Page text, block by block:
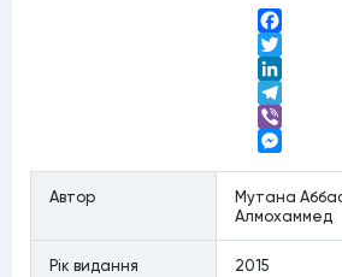
Facebook
Twitter
LinkedIn
Telegram
Viber
Автор
Мутана
Алмохаммед
Рiк видання 2015